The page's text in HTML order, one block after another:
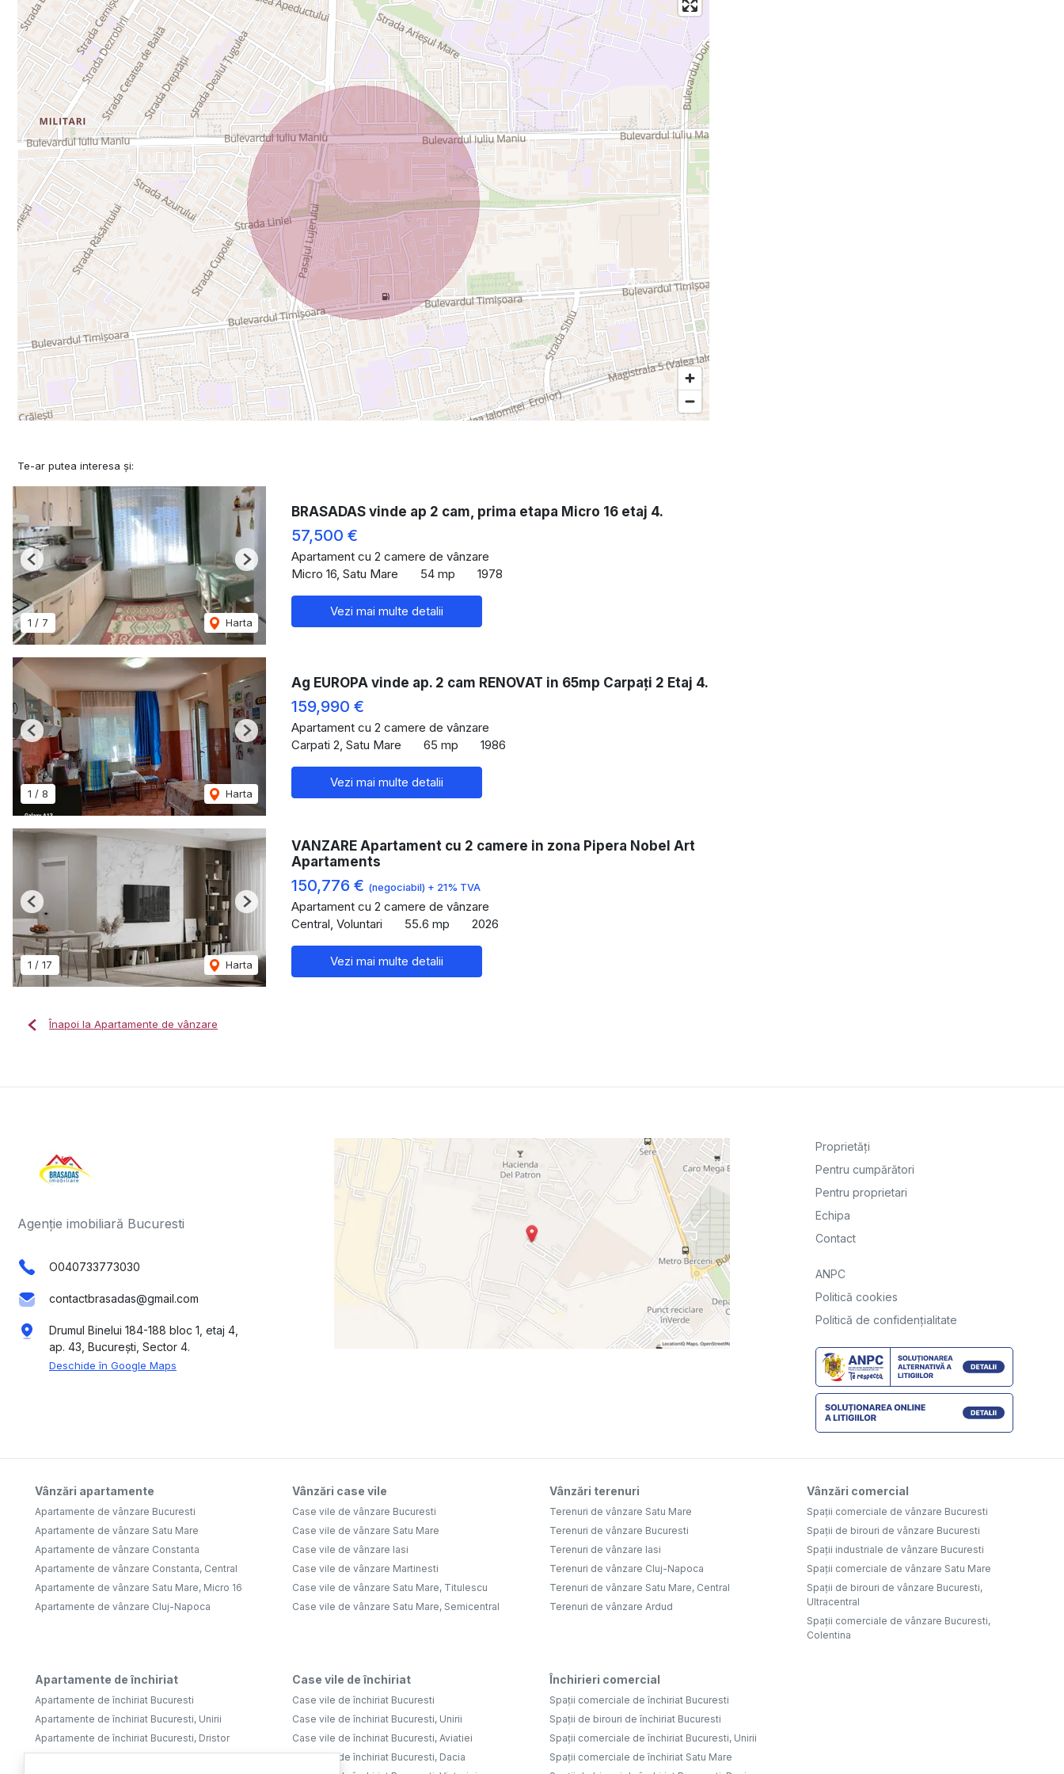
Te-ar putea interesa și:
1 / 7 Harta
Previous Next
BRASADAS vinde ap 2 cam, prima etapa Micro 16 etaj 4.
57,500 €
Apartament cu 2 camere de vânzare
Micro 16, Satu Mare
54 mp 1978
Vezi mai multe detalii
1 / 8 Harta
Previous Next
Ag EUROPA vinde ap. 2 cam RENOVAT in 65mp Carpați 2 Etaj 4.
159,990 €
Apartament cu 2 camere de vânzare
Carpati 2, Satu Mare
65 mp 1986
Vezi mai multe detalii
1 / 17 Harta
Previous Next
VANZARE Apartament cu 2 camere in zona Pipera Nobel Art
Apartaments
150,776 € (negociabil) + 21% TVA
Apartament cu 2 camere de vânzare
Central, Voluntari
55.6 mp 2026
Vezi mai multe detalii
Înapoi la Apartamente de vânzare
Agenție imobiliară Bucuresti
O040733773030
contactbrasadas@gmail.com
Drumul Binelui 184-188 bloc 1, etaj 4,
ap. 43, București, Sector 4.
Deschide în Google Maps
Proprietăți
Pentru cumpărători
Pentru proprietari
Echipa
Contact
ANPC
Politică cookies
Politică de confidențialitate
Vânzări apartamente
Apartamente de vânzare Bucuresti
Apartamente de vânzare Satu Mare
Apartamente de vânzare Constanta
Apartamente de vânzare Constanta, Central
Apartamente de vânzare Satu Mare, Micro 16
Apartamente de vânzare Cluj-Napoca
Vânzări case vile
Case vile de vânzare Bucuresti
Case vile de vânzare Satu Mare
Case vile de vânzare Iasi
Case vile de vânzare Martinesti
Case vile de vânzare Satu Mare, Titulescu
Case vile de vânzare Satu Mare, Semicentral
Vânzări terenuri
Terenuri de vânzare Satu Mare
Terenuri de vânzare Bucuresti
Terenuri de vânzare Iasi
Terenuri de vânzare Cluj-Napoca
Terenuri de vânzare Satu Mare, Central
Terenuri de vânzare Ardud
Vânzări comercial
Spații comerciale de vânzare Bucuresti
Spații de birouri de vânzare Bucuresti
Spații industriale de vânzare Bucuresti
Spații comerciale de vânzare Satu Mare
Spații de birouri de vânzare Bucuresti,
Ultracentral
Spații comerciale de vânzare Bucuresti,
Colentina
Apartamente de închiriat
Apartamente de închiriat Bucuresti
Apartamente de închiriat Bucuresti, Unirii
Apartamente de închiriat Bucuresti, Dristor
Apartamente de închiriat Bucuresti, Tineretului
Case vile de închiriat
Case vile de închiriat Bucuresti
Case vile de închiriat Bucuresti, Unirii
Case vile de închiriat Bucuresti, Aviatiei
Case vile de închiriat Bucuresti, Dacia
Închirieri comercial
Spații comerciale de închiriat Bucuresti
Spații de birouri de închiriat Bucuresti
Spații comerciale de închiriat Bucuresti, Unirii
Spații comerciale de închiriat Satu Mare